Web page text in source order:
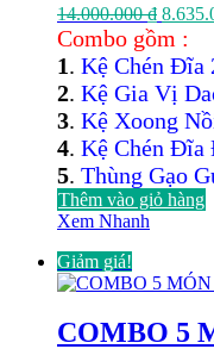
14.000.000₫ Giá
gốc
là:
Combo gồm :
1. Kệ Chén Đĩa
2. Kệ Gia Vị
3. Kệ Xoong
4. Kệ Chén Đĩa
5. Thùng Gạo
Thêm vào giỏ hàng
Xem Nhanh
Giảm giá!
COMBO 5